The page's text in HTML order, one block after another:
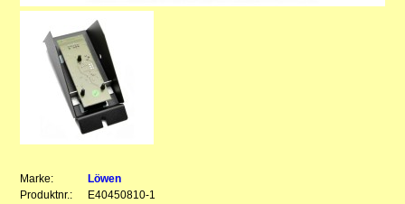
Marke:
Löwen
Produktnr.:
E40450810-1